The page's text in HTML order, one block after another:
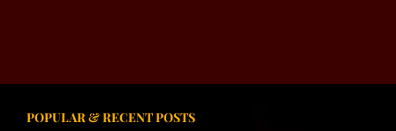
POPULAR & RECENT POSTS